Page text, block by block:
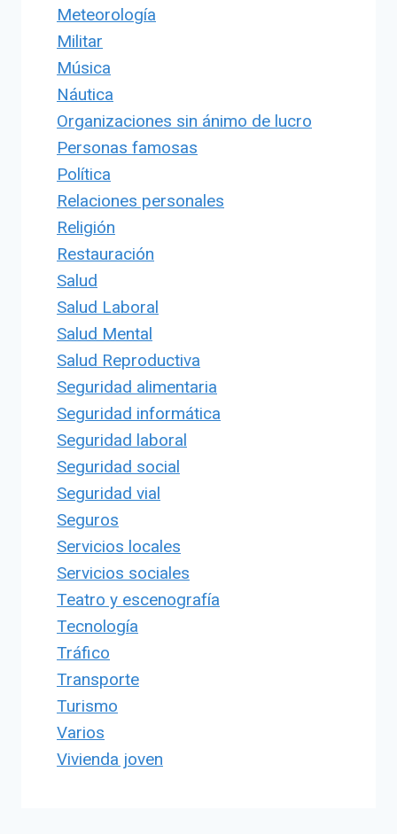
Meteorología
Militar
Música
Náutica
Organizaciones sin ánimo de lucro
Personas famosas
Política
Relaciones personales
Religión
Restauración
Salud
Salud Laboral
Salud Mental
Salud Reproductiva
Seguridad alimentaria
Seguridad informática
Seguridad laboral
Seguridad social
Seguridad vial
Seguros
Servicios locales
Servicios sociales
Teatro y escenografía
Tecnología
Tráfico
Transporte
Turismo
Varios
Vivienda joven